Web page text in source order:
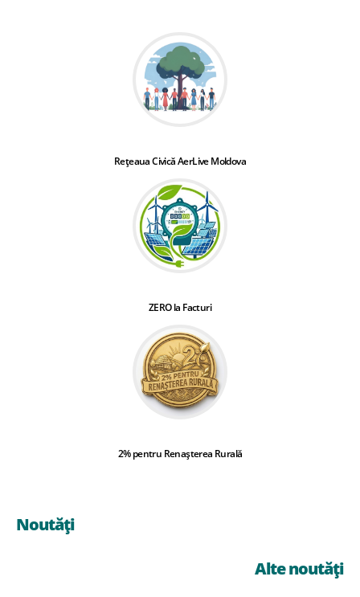
Rețeaua Civică AerLive Moldova
ZERO la Facturi
2% pentru Renașterea Rurală
Noutăți
Alte noutăți